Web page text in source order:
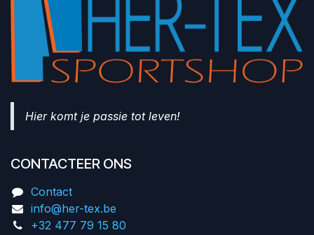
Hier komt je passie tot leven!
CONTACTEER ONS
Contact
info@her-tex.be
+32 477 79 15 80